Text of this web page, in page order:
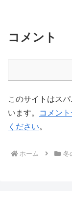
コメント
このサイトはス
います。
コメン
ください。
ホーム 冬